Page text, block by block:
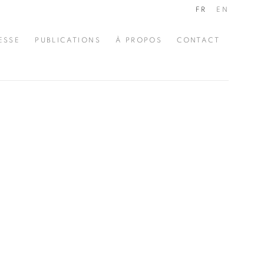
PUBLICATIONS À PROPOS CONTACT
FR EN